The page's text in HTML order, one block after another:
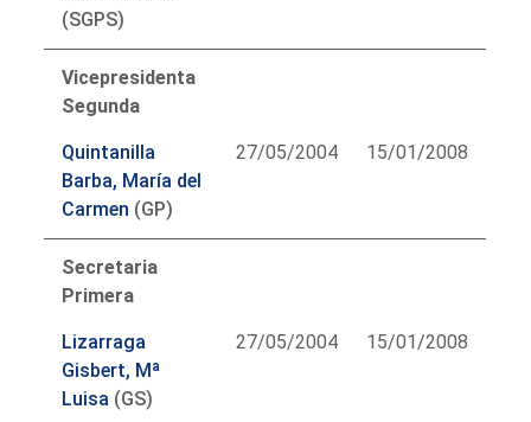
(SGPS)
Vicepresidenta
Segunda
Quintanilla
Barba, María del
Carmen (GP)
27/05/2004 15/01/2008
Secretaria
Primera
Lizarraga
Gisbert, Mª
Luisa (GS)
27/05/2004 15/01/2008